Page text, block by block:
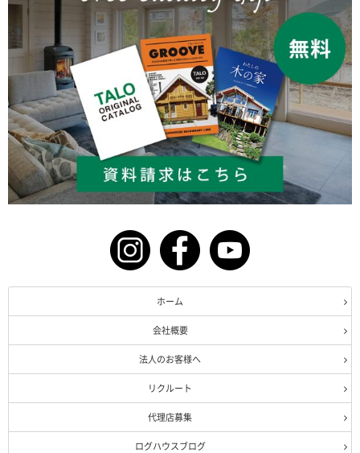
ホーム
会社概要
法人のお客様へ
リクルート
代理店募集
ログハウスブログ